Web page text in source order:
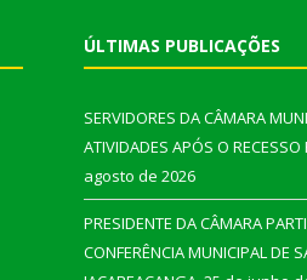
ÚLTIMAS PUBLICAÇÕES
SERVIDORES DA CÂMARA
ATIVIDADES APÓS O RECESSO
agosto de 2026
PRESIDENTE DA CÂMARA
CONFERÊNCIA MUNICIPAL DE